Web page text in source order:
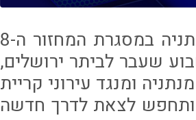
עירוני קריית שמונה תתארח הערב אצל מכבי נתניה במסגרת המחזור ה-8
שעבר לביתר ירושלים,
ומנגד עירוני קריית
ותחפש לצאת לדרך חדשה